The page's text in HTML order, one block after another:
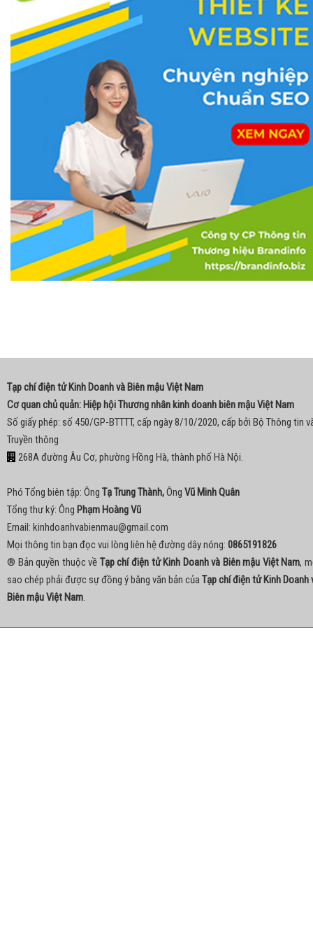
Tạp chí điện tử Kinh Doanh và Biên mậu Việt Nam
Cơ quan chủ quản: Hiệp hội Thương nhân kinh doanh biên mậu Việt Nam
Số giấy phép: số 450/GP-BTTTT, cấp ngày 8/10/2020, cấp bởi Bộ Thông tin
Truyền thông
268A đường Âu Cơ, phường Hồng Hà, thành phố Hà Nội.
Phó Tổng biên tập: Ông Tạ Trung Thành,Ông Vũ Minh Quân
Tổng thư ký: Ông Phạm Hoàng Vũ
Email: kinhdoanhvabienmau@gmail.com
Mọi thông tin bạn đọc vui lòng liên hệ đường dây nóng: 0865191826
® Bản quyền thuộc về Tạp chí điện tử Kinh Doanh và Biên mậu Việt Nam,
sao chép phải được sự đồng ý bằng văn bản củaTạp chí điện tử Kinh Doanh
Biên mậu Việt Nam.